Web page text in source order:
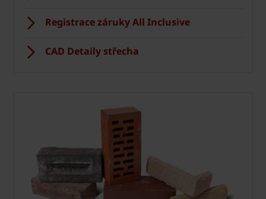
Registrace záruky All Inclusive
CAD Detaily střecha